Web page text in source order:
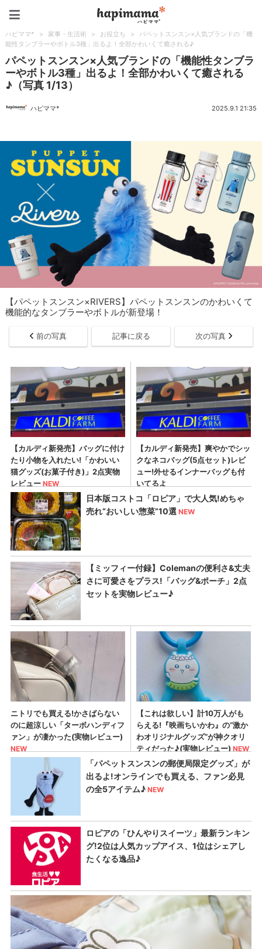
ハピママ* > 家事・生活術 > お役立ち >
パペットスンスン×人気ブランドの「機
能性タンブラーやボトル3種」出るよ！全部かわいくて癒される♪
パペットスンスン×人気ブランドの「機能性タンブラ
ーやボトル3種」出るよ！全部かわいくて癒される
♪（写真 1/13）
ハピママ* 2025.9.1 21:35
【パペットスンスン×RIVERS】パペットスンスンのかわいくて
機能的なタンブラーやボトルが新登場！
前の写真 記事に戻る 次の写真